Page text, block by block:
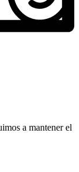
a mantener el